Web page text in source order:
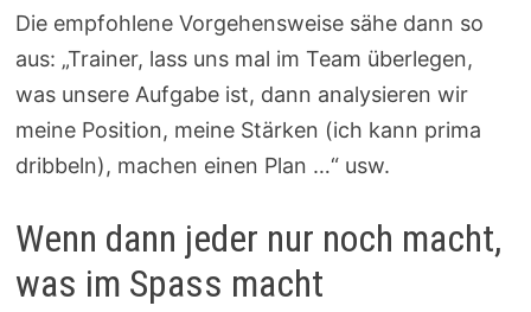
Die empfohlene Vorgehensweise sähe dann so
aus: „Trainer, lass uns mal im Team überlegen,
was unsere Aufgabe ist, dann analysieren wir
meine Position, meine Stärken (ich kann prima
dribbeln), machen einen Plan …“ usw.
Wenn dann jeder nur noch macht,
was im Spass macht